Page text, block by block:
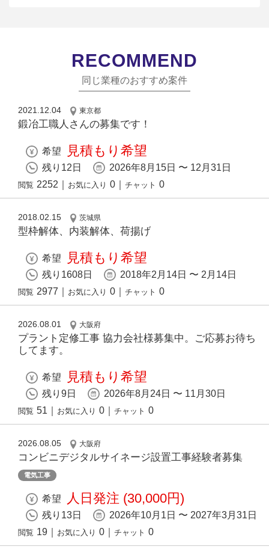
RECOMMEND
同じ業種のおすすめ案件
2021.12.04 東京都
鍛冶工職人さんの募集です！
希望 見積もり希望
残り12日 2026年8月15日 〜 12月31日
閲覧 2252 お気に入り 0 チャット 0
2018.02.15 茨城県
型枠解体、内装解体、荷揚げ
希望 見積もり希望
残り1608日 2018年2月14日 〜 2月14日
閲覧 2977 お気に入り 0 チャット 0
2026.08.01 大阪府
プラント定修工事 協力会社様募集中。ご応募お待ち
してます。
希望 見積もり希望
残り9日 2026年8月24日 〜 11月30日
閲覧 51 お気に入り 0 チャット 0
2026.08.05 大阪府
コンビニデジタルサイネージ設置工事経験者募集
電気工事
希望 人日発注 (30,000円)
残り13日 2026年10月1日 〜 2027年3月31日
閲覧 19 お気に入り 0 チャット 0